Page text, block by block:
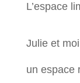
L’espace
Julie et
un espace